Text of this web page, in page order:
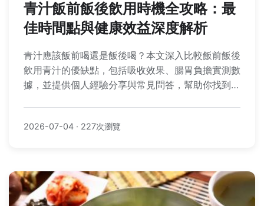
青汁飯前飯後飲用時機全攻略：最
佳時間點與健康效益深度解析
青汁應該飯前喝還是飯後喝？本文深入比較飯前飯後
飲用青汁的優缺點，包括吸收效果、腸胃負擔實測數
據，並提供個人經驗分享與常見問答，幫助你找到最
2026-07-04 · 227次瀏覽